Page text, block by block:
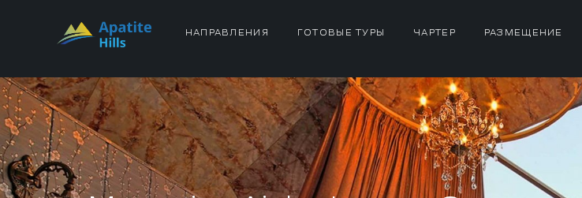
НАПРАВЛЕНИЯ ГОТОВЫЕ ТУРЫ ЧАРТЕР РАЗМЕЩЕНИЕ